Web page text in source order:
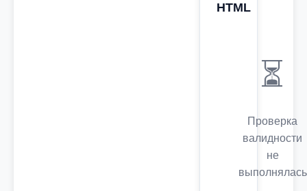
HTML
⏳
Проверка
валидности
не
выполнялась